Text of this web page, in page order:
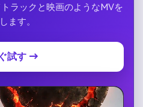
ラックと映画のようなMVを
ます。
試す →